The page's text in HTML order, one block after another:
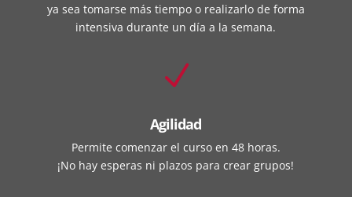
ya sea tomarse más tiempo o realizarlo de forma
intensiva durante un día a la semana.
N
Agilidad
Permite comenzar el curso en 48 horas.
¡No hay esperas ni plazos para crear grupos!